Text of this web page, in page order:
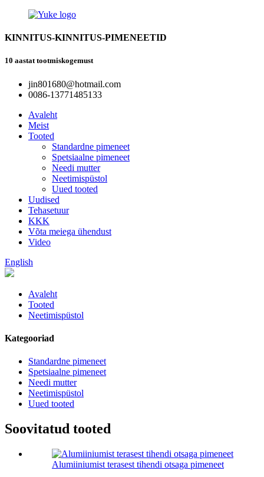
KINNITUS-KINNITUS-PIMENEETID
10 aastat tootmiskogemust
jin801680@hotmail.com
0086-13771485133
Avaleht
Meist
Tooted
Standardne pimeneet
Spetsiaalne pimeneet
Needi mutter
Neetimispüstol
Uued tooted
Uudised
Tehasetuur
KKK
Võta meiega ühendust
Video
English
Avaleht
Tooted
Neetimispüstol
Kategooriad
Standardne pimeneet
Spetsiaalne pimeneet
Needi mutter
Neetimispüstol
Uued tooted
Soovitatud tooted
Alumiiniumist terasest tihendi otsaga pimeneet